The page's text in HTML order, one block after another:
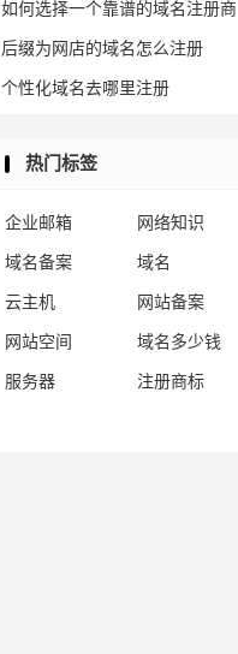
如何选择一个靠谱的域名注册商
后缀为网店的域名怎么注册
个性化域名去哪里注册
热门标签
企业邮箱 网络知识
域名备案
域名
云主机
网站备案
网站空间
域名多少钱
服务器
注册商标